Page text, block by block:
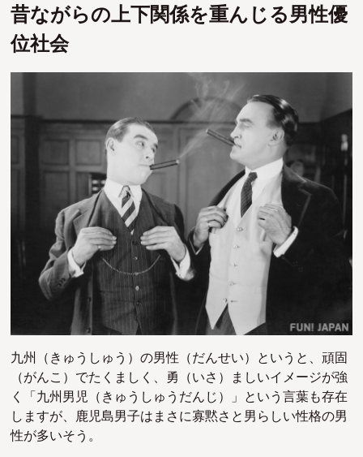
昔ながらの上下関係を重んじる男性優
位社会
九州（きゅうしゅう）の男性（だんせい）というと、頑固
（がんこ）でたくましく、勇（いさ）ましいイメージが強
く「九州男児（きゅうしゅうだんじ）」という言葉も存在
しますが、鹿児島男子はまさに寡黙さと男らしい性格の男
性が多いそう。